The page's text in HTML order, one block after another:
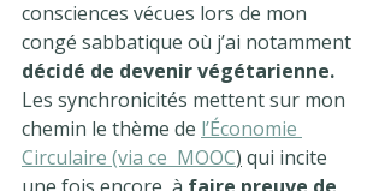
consciences vécues lors de mon
congé sabbatique où j’ai notamment
décidé de devenir végétarienne.
Les synchronicités mettent sur mon
chemin le thème de l’Économie
Circulaire (via ce  MOOC) qui incite